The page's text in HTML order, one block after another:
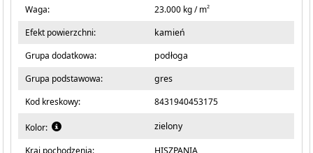
Waga:
23.000 kg / m2
Efekt powierzchni:
kamień
Grupa dodatkowa:
podłoga
Grupa podstawowa:
gres
Kod kreskowy:
8431940453175
Kolor: zielony
Kraj pochodzenia:
HISZPANIA